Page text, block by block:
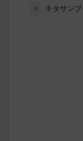
4 キタサン